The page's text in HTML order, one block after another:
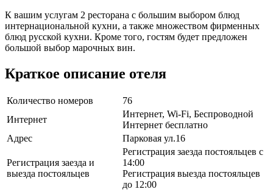
К вашим услугам 2 ресторана с большим выбором блюд
интернациональной кухни, а также множеством фирменных
блюд русской кухни. Кроме того, гостям будет предложен
большой выбор марочных вин.
Краткое описание отеля
Количество номеров
76
Интернет
Интернет, Wi-Fi, Беспроводной
Интернет бесплатно
Адрес
Парковая ул.16
Регистрация заезда и
выезда постояльцев
Регистрация заезда постояльцев с
14:00
Регистрация выезда постояльцев
до 12:00